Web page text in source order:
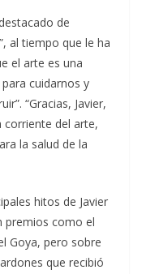
de
al tiempo que le ha
el arte es una
cuidarnos y
“Gracias, Javier,
del arte,
la salud de la
hitos de Javier
premios como el
Goya, pero sobre
que recibió